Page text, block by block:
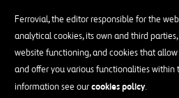
Ferrovial, the editor responsible for the
analytical cookies, its own and third
website functioning, and cookies that
and offer you various functionalities within
information see ourcookies policy.
Técnico Superior en Sistemas